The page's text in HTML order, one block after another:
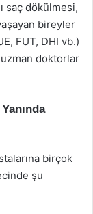
saç dökülmesi,
bireyler
FUT, DHI vb.)
doktorlar
birçok
şu